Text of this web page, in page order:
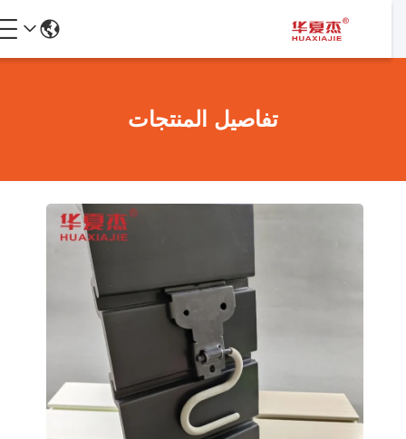
تفاصيل المنتجات